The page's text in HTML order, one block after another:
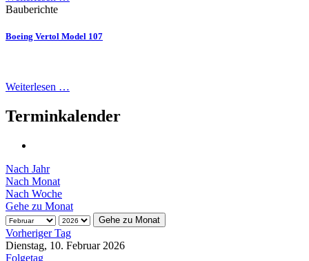
Bauberichte
Boeing Vertol Model 107
Weiterlesen …
Terminkalender
Nach Jahr
Nach Monat
Nach Woche
Gehe zu Monat
Gehe zu Monat
Vorheriger Tag
Dienstag, 10. Februar 2026
Folgetag